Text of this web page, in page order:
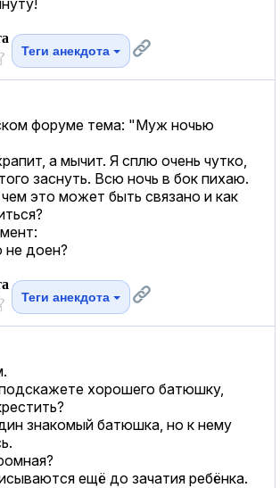
Теги анекдота
форуме тема: "Муж ночью
а мычит. Я сплю очень чутко,
заснуть. Всю ночь в бок пихаю.
это может быть связано и как
доен?
Теги анекдота
хорошего батюшку,
знакомый батюшка, но к нему
ещё до зачатия ребёнка.